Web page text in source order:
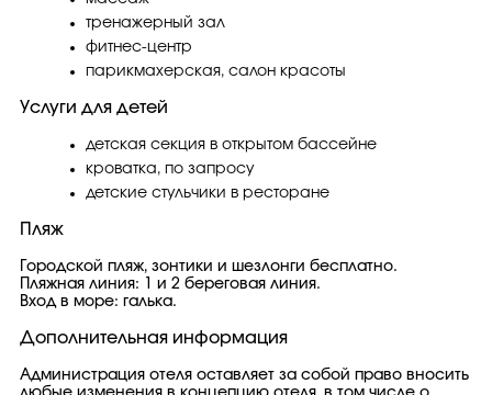
тренажерный зал
фитнес-центр
парикмахерская, салон красоты
Услуги для детей
детская секция в открытом бассейне
кроватка, по запросу
детские стульчики в ресторане
Пляж
Городской пляж, зонтики и шезлонги бесплатно.
Пляжная линия: 1 и 2 береговая линия.
Вход в море: галька.
Дополнительная информация
Администрация отеля оставляет за собой право вносить